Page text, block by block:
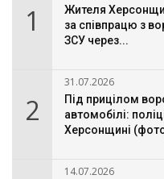
1
Жителя
за співпрацю з
ЗСУ через...
2
31.07.2026
Під прицілом
автомобілі:
Херсонщині
14.07.2026